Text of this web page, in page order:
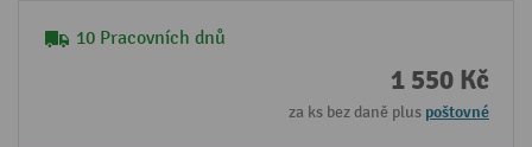
10 Pracovních dnů
1 550 Kč
za ks bez daně plus poštovné